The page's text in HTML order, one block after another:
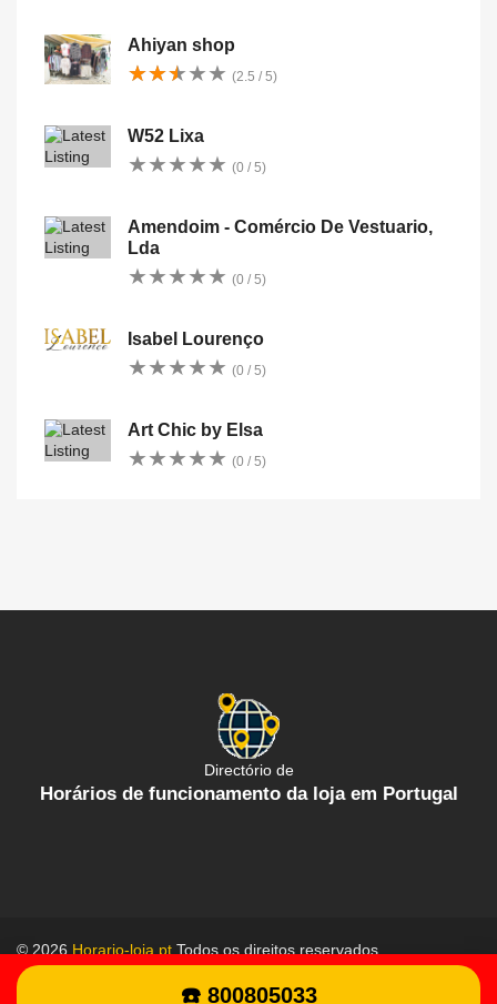
Ahiyan shop
★★★★★
★★★★★ (2.5 / 5)
W52 Lixa
★★★★★
★★★★★ (0 / 5)
Amendoim - Comércio De Vestuario,
Lda
★★★★★
★★★★★ (0 / 5)
Isabel Lourenço
★★★★★
★★★★★ (0 / 5)
Art Chic by Elsa
★★★★★
★★★★★ (0 / 5)
Directório de
Horários de funcionamento da loja em Portugal
© 2026 Horario-loja.pt Todos os direitos reservados.
Política de proteção de dados
☎️ 800805033